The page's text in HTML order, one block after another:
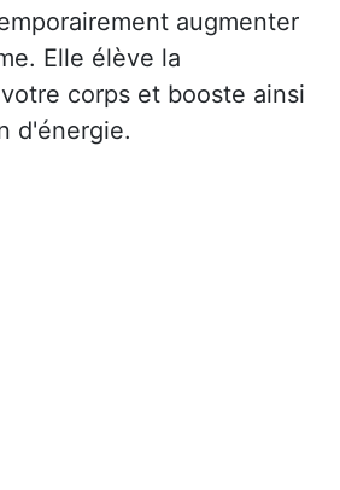
augmenter
Elle élève la
corps et booste ainsi
d'énergie.